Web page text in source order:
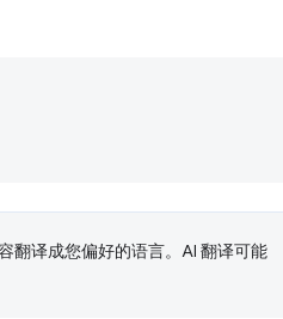
翻译成您偏好的语言。AI 翻译可能